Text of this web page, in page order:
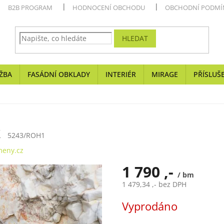
B2B PROGRAM HODNOCENÍ OBCHODU OBCHODNÍ
HLEDAT
FASÁDNÍ OBKLADY INTERIÉR MIRAGE
5243/ROH1
1 790 ,- / bm
1 479,34 ,- bez DPH
cena:
Vyprodáno